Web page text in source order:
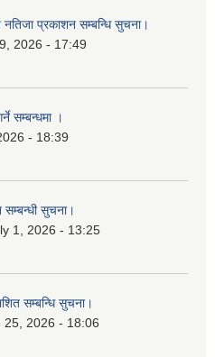
नतिजा प्रकाशन सम्बन्धि सुचना।
2026 - 17:49
सम्बन्धमा ।
- 18:39
सम्बन्धी सुचना।
1, 2026 - 13:25
सम्बन्धि सुचना।
25, 2026 - 18:06